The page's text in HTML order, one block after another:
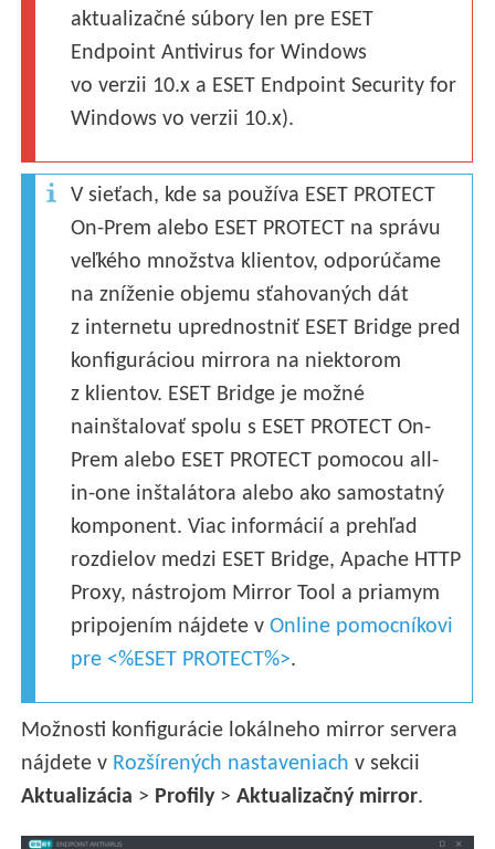
aktualizačné súbory len pre ESET
Endpoint Antivirus for Windows
vo verzii 10.x a ESET Endpoint Security for
Windows vo verzii 10.x).
V sieťach, kde sa používa ESET PROTECT
On-Prem alebo ESET PROTECT na správu
veľkého množstva klientov, odporúčame
na zníženie objemu sťahovaných dát
z internetu uprednostniť ESET Bridge pred
konfiguráciou mirrora na niektorom
z klientov. ESET Bridge je možné
nainštalovať spolu s ESET PROTECT On-
Prem alebo ESET PROTECT pomocou all-
in-one inštalátora alebo ako samostatný
komponent. Viac informácií a prehľad
rozdielov medzi ESET Bridge, Apache HTTP
Proxy, nástrojom Mirror Tool a priamym
pripojením nájdete vOnline pomocníkovi
pre <%ESET PROTECT%>.
Možnosti konfigurácie lokálneho mirror servera
nájdete v Rozšírených nastaveniach v sekcii
Aktualizácia > Profily>Aktualizačný mirror.